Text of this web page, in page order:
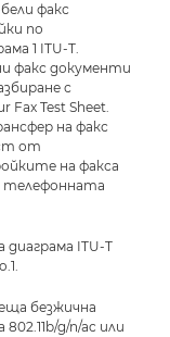
факс
по
1 ITU-T.
факс документи
с
Fax Test Sheet.
на факс
от
на факса
телефонната
ITU-T
безжична
g/n/ac или